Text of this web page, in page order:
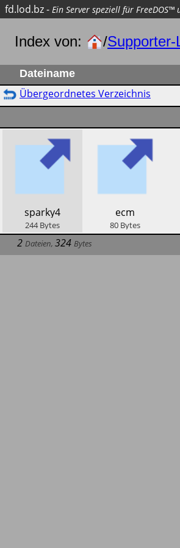
fd.lod.bz- Ein Server speziell für FreeDOS™
Index von: /Supporter-
Dateiname
Übergeordnetes Verzeichnis
​sparky4
244 Bytes
​ecm
80 Bytes
2 Dateien, 324 Bytes